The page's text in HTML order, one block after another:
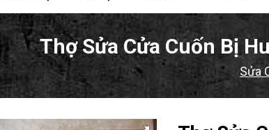
Thợ Sửa Cửa Cuốn Bị
Sửa